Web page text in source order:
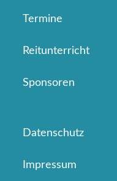
Termine
Reitunterricht
Sponsoren
Datenschutz
Impressum